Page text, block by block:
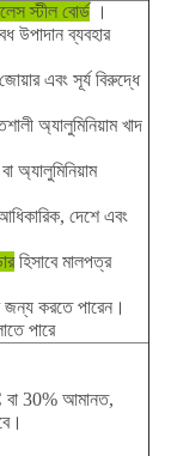
স্টীল বোর্ড।
উপাদান ব্যবহার
জোয়ার এবং সূর্য বিরুদ্ধে
অ্যালুমিনিয়াম খাদ
অ্যালুমিনিয়াম
দেশে এবং
হিসাবে মালপত্র
জন্য করতে পারেন।
পারে
বা 30% আমানত,